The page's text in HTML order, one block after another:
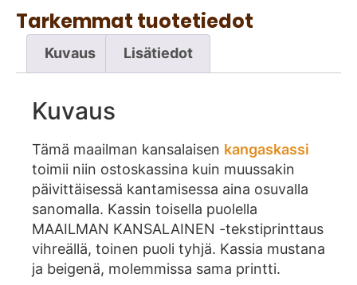
Tarkemmat tuotetiedot
Kuvaus Lisätiedot
Kuvaus
Tämä maailman kansalaisen kangaskassi
toimii niin ostoskassina kuin muussakin
päivittäisessä kantamisessa aina osuvalla
sanomalla. Kassin toisella puolella
MAAILMAN KANSALAINEN -tekstiprinttaus
vihreällä, toinen puoli tyhjä. Kassia mustana
ja beigenä, molemmissa sama printti.